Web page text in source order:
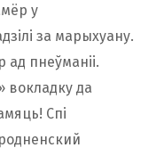
у
за марыхуану.
ад пнеўманіі.
вокладку да
Спі